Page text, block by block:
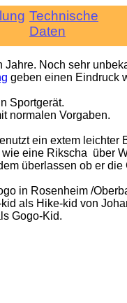
Technische
Daten
Jahre. Noch sehr
geben einen Eindruck
Sportgerät.
normalen Vorgaben.
ein extem
eine Rikscha über
überlassen ob er
in Rosenheim /
als Hike-kid von
Gogo-Kid.